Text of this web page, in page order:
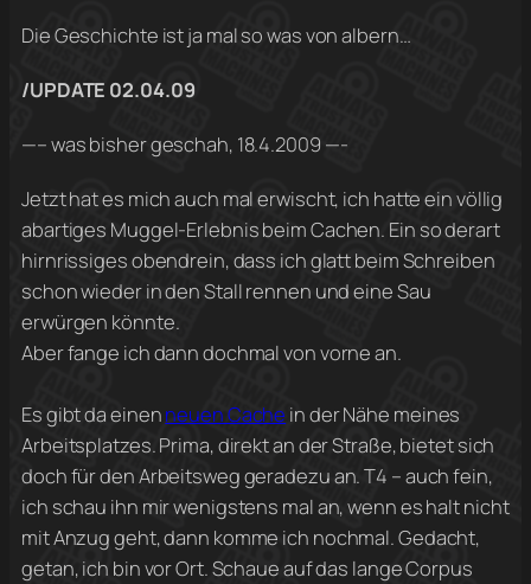
Die Geschichte ist ja mal so was von albern…
/UPDATE 02.04.09
—– was bisher geschah, 18.4.2009 —-
Jetzt hat es mich auch mal erwischt, ich hatte ein völlig
abartiges Muggel-Erlebnis beim Cachen. Ein so derart
hirnrissiges obendrein, dass ich glatt beim Schreiben
schon wieder in den Stall rennen und eine Sau
erwürgen könnte.
Aber fange ich dann dochmal von vorne an.
Es gibt da einenneuen Cache in der Nähe meines
Arbeitsplatzes. Prima, direkt an der Straße, bietet sich
doch für den Arbeitsweg geradezu an. T4 – auch fein,
ich schau ihn mir wenigstens mal an, wenn es halt nicht
mit Anzug geht, dann komme ich nochmal. Gedacht,
getan, ich bin vor Ort. Schaue auf das lange Corpus